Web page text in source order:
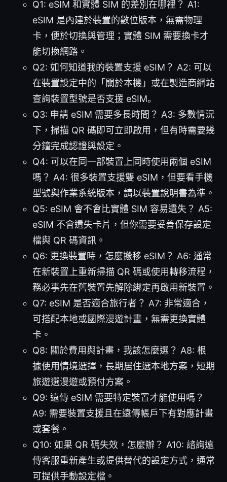
Q1: eSIM 和實體 SIM 的差別在哪裡？ A1:
eSIM 是內建於裝置的數位版本，無需物理
卡，便於切換與管理；實體 SIM 需要換卡才
能切換網路。
Q2: 如何知道我的裝置支援 eSIM？ A2: 可以
在裝置設定中的「關於本機」或在製造商網站
查詢裝置型號是否支援 eSIM。
Q3: 申請 eSIM 需要多長時間？ A3: 多數情況
下，掃描 QR 碼即可立即啟用，但有時需要幾
分鐘完成認證與設定。
Q4: 可以在同一部裝置上同時使用兩個 eSIM
嗎？ A4: 很多裝置支援雙 eSIM，但要看手機
型號與作業系統版本，請以裝置說明書為準。
Q5: eSIM 會不會比實體 SIM 容易遺失？ A5:
eSIM 不會遺失卡片，但你需要妥善保存設定
檔與 QR 碼資訊。
Q6: 更換裝置時，怎麼搬移 eSIM？ A6: 通常
在新裝置上重新掃描 QR 碼或使用轉移流程，
務必事先在舊裝置先解除綁定再啟用新裝置。
Q7: eSIM 是否適合旅行者？ A7: 非常適合，
可搭配本地或國際漫遊計畫，無需更換實體
卡。
Q8: 關於費用與計畫，我該怎麼選？ A8: 根
據使用情境選擇，長期居住選本地方案，短期
旅遊選漫遊或預付方案。
Q9: 遠傳 eSIM 需要特定裝置才能使用嗎？
A9: 需要裝置支援且在遠傳帳戶下有對應計畫
或套餐。
Q10: 如果 QR 碼失效，怎麼辦？ A10: 諮詢遠
傳客服重新產生或提供替代的設定方式，通常
可提供手動設定檔。